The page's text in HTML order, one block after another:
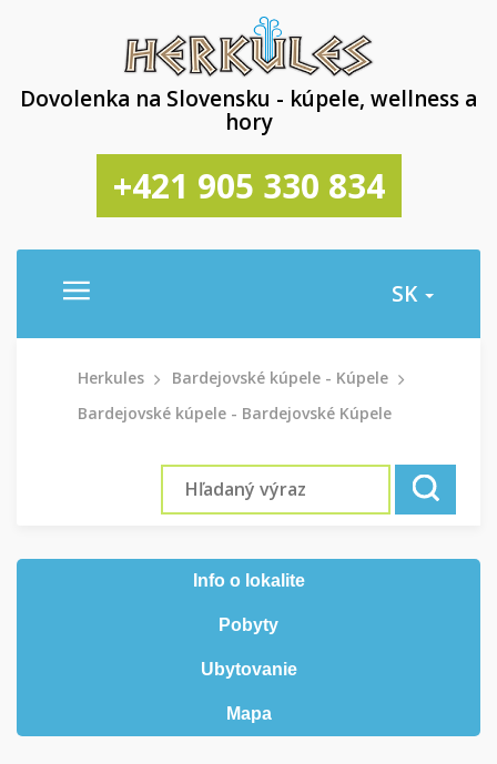
Dovolenka na Slovensku - kúpele, wellness a
hory
+421 905 330 834
SK
Herkules
Bardejovské kúpele - Kúpele
Bardejovské kúpele - Bardejovské Kúpele
Info o lokalite
Pobyty
Ubytovanie
Mapa